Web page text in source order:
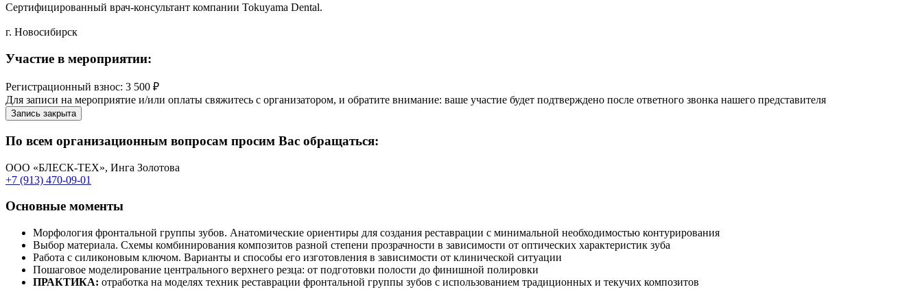
Сертифицированный врач-консультант компании Tokuyama Dental.
г. Новосибирск
Участие в мероприятии:
Регистрационный взнос: 3 500 ₽
Для записи на мероприятие и/или оплаты свяжитесь с организатором, и обратите внимание: ваше участие будет подтверждено после ответного звонка нашего представителя
Запись закрыта
По всем организационным вопросам просим Вас обращаться:
ООО «БЛЕСК-ТЕХ», Инга Золотова
+7 (913) 470-09-01
Основные моменты
Морфология фронтальной группы зубов. Анатомические ориентиры для создания реставрации с минимальной необходимостью контурирования
Выбор материала. Схемы комбинирования композитов разной степени прозрачности в зависимости от оптических характеристик зуба
Работа с силиконовым ключом. Варианты и способы его изготовления в зависимости от клинической ситуации
Пошаговое моделирование центрального верхнего резца: от подготовки полости до финишной полировки
ПРАКТИКА: отработка на моделях техник реставрации фронтальной группы зубов с использованием традиционных и текучих композитов